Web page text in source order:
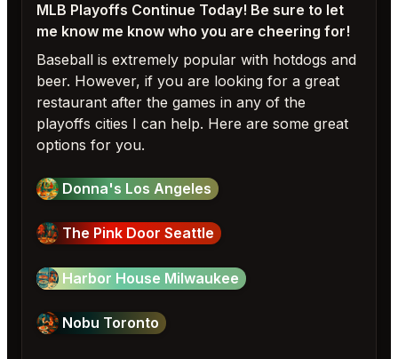
MLB Playoffs Continue Today! Be sure to let
me know me know who you are cheering for!
Baseball is extremely popular with hotdogs and
beer. However, if you are looking for a great
restaurant after the games in any of the
playoffs cities I can help. Here are some great
options for you.
Donna's Los Angeles
The Pink Door Seattle
Harbor House Milwaukee
Nobu Toronto